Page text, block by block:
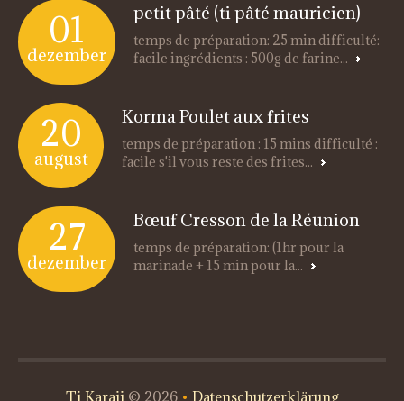
01
dezember
petit pâté (ti pâté mauricien)
temps de préparation: 25 min difficulté:
facile ingrédients : 500g de farine...
20
august
Korma Poulet aux frites
temps de préparation : 15 mins difficulté :
facile s'il vous reste des frites...
27
dezember
Bœuf Cresson de la Réunion
temps de préparation: (1hr pour la
marinade + 15 min pour la...
Ti Karaii © 2026 • Datenschutzerklärung